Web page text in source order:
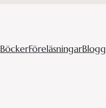
BöckerFöreläsningarBlogg